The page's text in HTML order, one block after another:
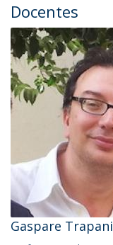
Docentes
Gaspare Trapani